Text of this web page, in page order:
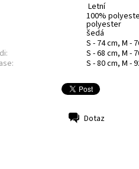
Letní
100%
polyester
šedá
S - 74 cm, M -
S - 68 cm, M -
S - 80 cm, M -
Dotaz